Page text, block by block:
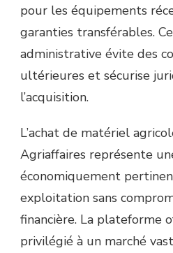
pour les équipements
garanties transférables.
administrative évite des
ultérieures et sécurise
l’acquisition.
L’achat de matériel
Agriaffaires représente
économiquement
exploitation sans
financière. La plateforme
privilégié à un marché